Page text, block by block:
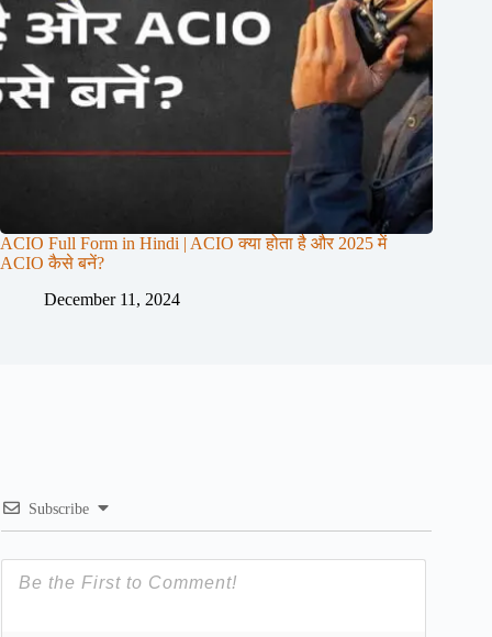
ACIO Full Form in Hindi | ACIO क्या होता है और 2025 में
ACIO कैसे बनें?
December 11, 2024
Subscribe